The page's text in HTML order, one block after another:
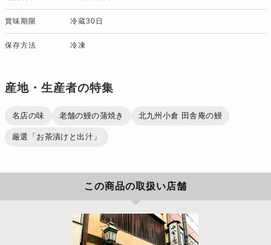
賞味期限 冷蔵30日
保存方法 冷凍
産地・生産者の特集
名店の味 老舗の鰻の蒲焼き 北九州小倉 田舎庵の鰻
厳選「お茶漬けと出汁」
この商品の取扱い店舗